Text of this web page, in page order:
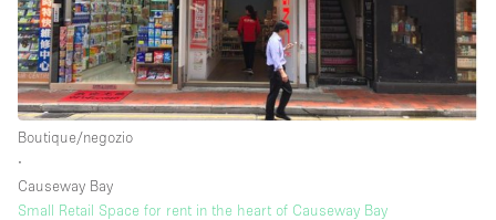
Boutique/negozio
∙
Causeway Bay
Small Retail Space for rent in the heart of Causeway Bay